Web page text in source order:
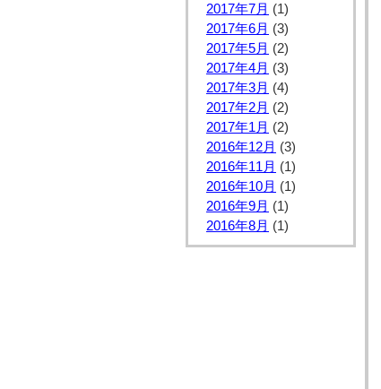
2017年7月 (1)
2017年6月 (3)
2017年5月 (2)
2017年4月 (3)
2017年3月 (4)
2017年2月 (2)
2017年1月 (2)
2016年12月 (3)
2016年11月 (1)
2016年10月 (1)
2016年9月 (1)
2016年8月 (1)